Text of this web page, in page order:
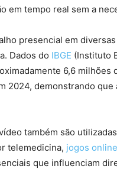
em tempo real sem a
presencial em
Dados do IBGE (Instituto
6,6 milhões
2024, demonstrando que
também são
telemedicina, jogos online
que influenciam